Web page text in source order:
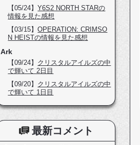
【05/24】Y6S2 NORTH STARの
情報を見た感想
【03/15】OPERATION: CRIMSO
N HEISTの情報を見た感想
Ark
【09/24】 クリスタルアイルズの中
で輝いて 2日目
【09/20】 クリスタルアイルズの中
で輝いて 1日目
最新コメント